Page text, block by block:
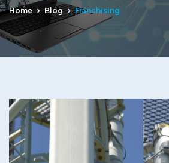
Home Blog Franchising